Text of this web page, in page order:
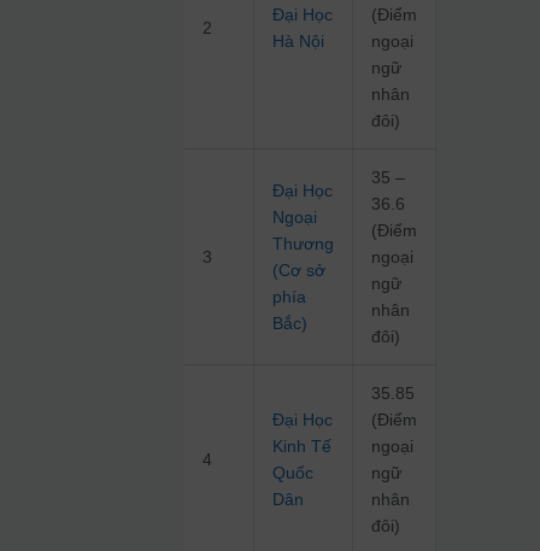
2
Đại Học
Hà Nội
(Điểm
ngoại
ngữ
nhân
đôi)
3
Đại Học
Ngoại
Thương
(Cơ sở
phía
Bắc)
35 –
36.6
(Điểm
ngoại
ngữ
nhân
đôi)
4
Đại Học
Kinh Tế
Quốc
Dân
35.85
(Điểm
ngoại
ngữ
nhân
đôi)